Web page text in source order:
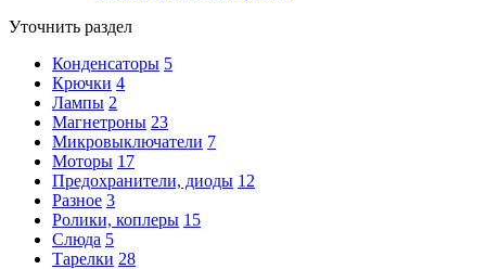
Уточнить раздел
Конденсаторы 5
Крючки 4
Лампы 2
Магнетроны 23
Микровыключатели 7
Моторы 17
Предохранители, диоды 12
Разное 3
Ролики, коплеры 15
Слюда 5
Тарелки 28